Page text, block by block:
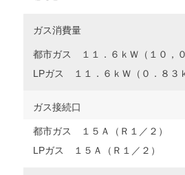
ガス消費量
都市ガス １１．６ｋＷ（１０，０
LPガス １１．６ｋＷ（０．８３
ガス接続口
都市ガス １５Ａ（Ｒ１／２）
LPガス １５Ａ（Ｒ１／２）